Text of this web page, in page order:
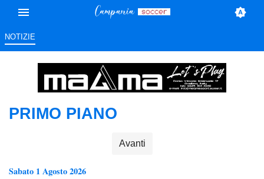
NOTIZIE
PRIMO PIANO
Avanti
Sabato 1 Agosto 2026